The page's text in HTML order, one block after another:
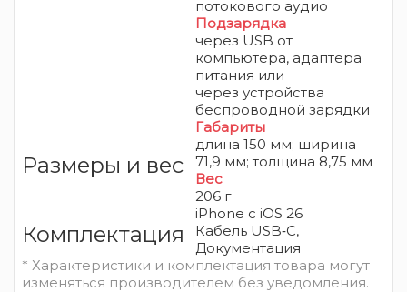
потокового аудио
Подзарядка
через USB от
компьютера, адаптера
питания или
через устройства
беспроводной зарядки
Размеры и вес
Габариты
длина 150 мм; ширина
71,9 мм; толщина 8,75 мм
Вес
206 г
Комплектация
iPhone с iOS 26
Кабель USB‑C,
Документация
* Характеристики и комплектация товара могут
изменяться производителем без уведомления.